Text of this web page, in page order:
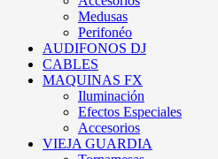
Medusas
Perifonéo
AUDIFONOS DJ
CABLES
MAQUINAS FX
Iluminación
Efectos Especiales
Accesorios
VIEJA GUARDIA